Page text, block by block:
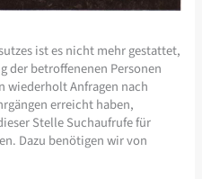
ist es nicht mehr gestattet,
der betroffenenen Personen
wiederholt Anfragen nach
erreicht haben,
Stelle Suchaufrufe für
Dazu benötigen wir von